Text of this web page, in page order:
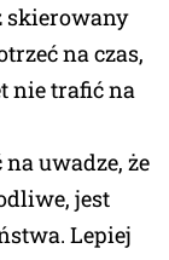
skierowany
na czas,
nie trafić na
uwadze, że
jest
Lepiej